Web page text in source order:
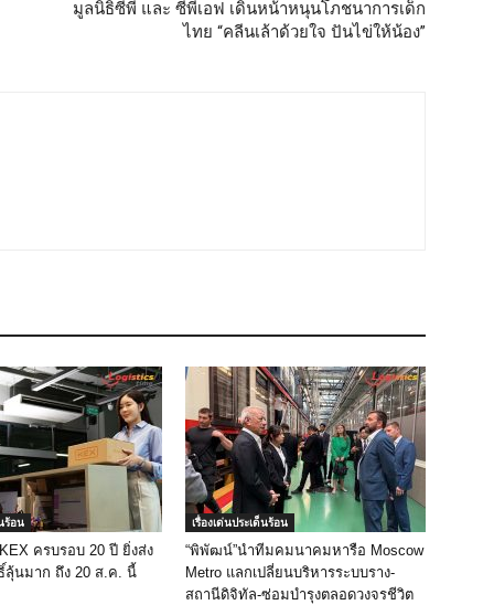
มูลนิธิซีพี และ ซีพีเอฟ เดินหน้าหนุนโภชนาการเด็ก
ไทย “คลีนเล้าด้วยใจ ปันไข่ให้น้อง”
ร้อน
ครบรอบ 20 ปี ยิ่งส่ง
ลุ้นมาก ถึง 20 ส.ค. นี้
เรื่องเด่นประเด็นร้อน
“พิพัฒน์”นำทีมคมนาคมหารือ Moscow
Metro แลกเปลี่ยนบริหารระบบราง-
สถานีดิจิทัล-ซ่อมบำรุงตลอดวงจรชีวิต